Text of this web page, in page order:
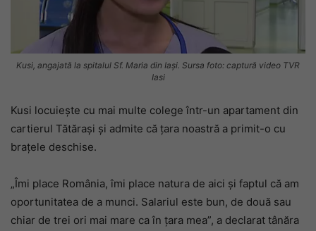
Kusi, angajată la spitalul Sf. Maria din Iași. Sursa foto: captură video TVR
Iasi
Kusi locuiește cu mai multe colege într-un apartament din
cartierul Tătărași și admite că țara noastră a primit-o cu
brațele deschise.
„Îmi place România, îmi place natura de aici și faptul că am
oportunitatea de a munci. Salariul este bun, de două sau
chiar de trei ori mai mare ca în țara mea”, a declarat tânăra